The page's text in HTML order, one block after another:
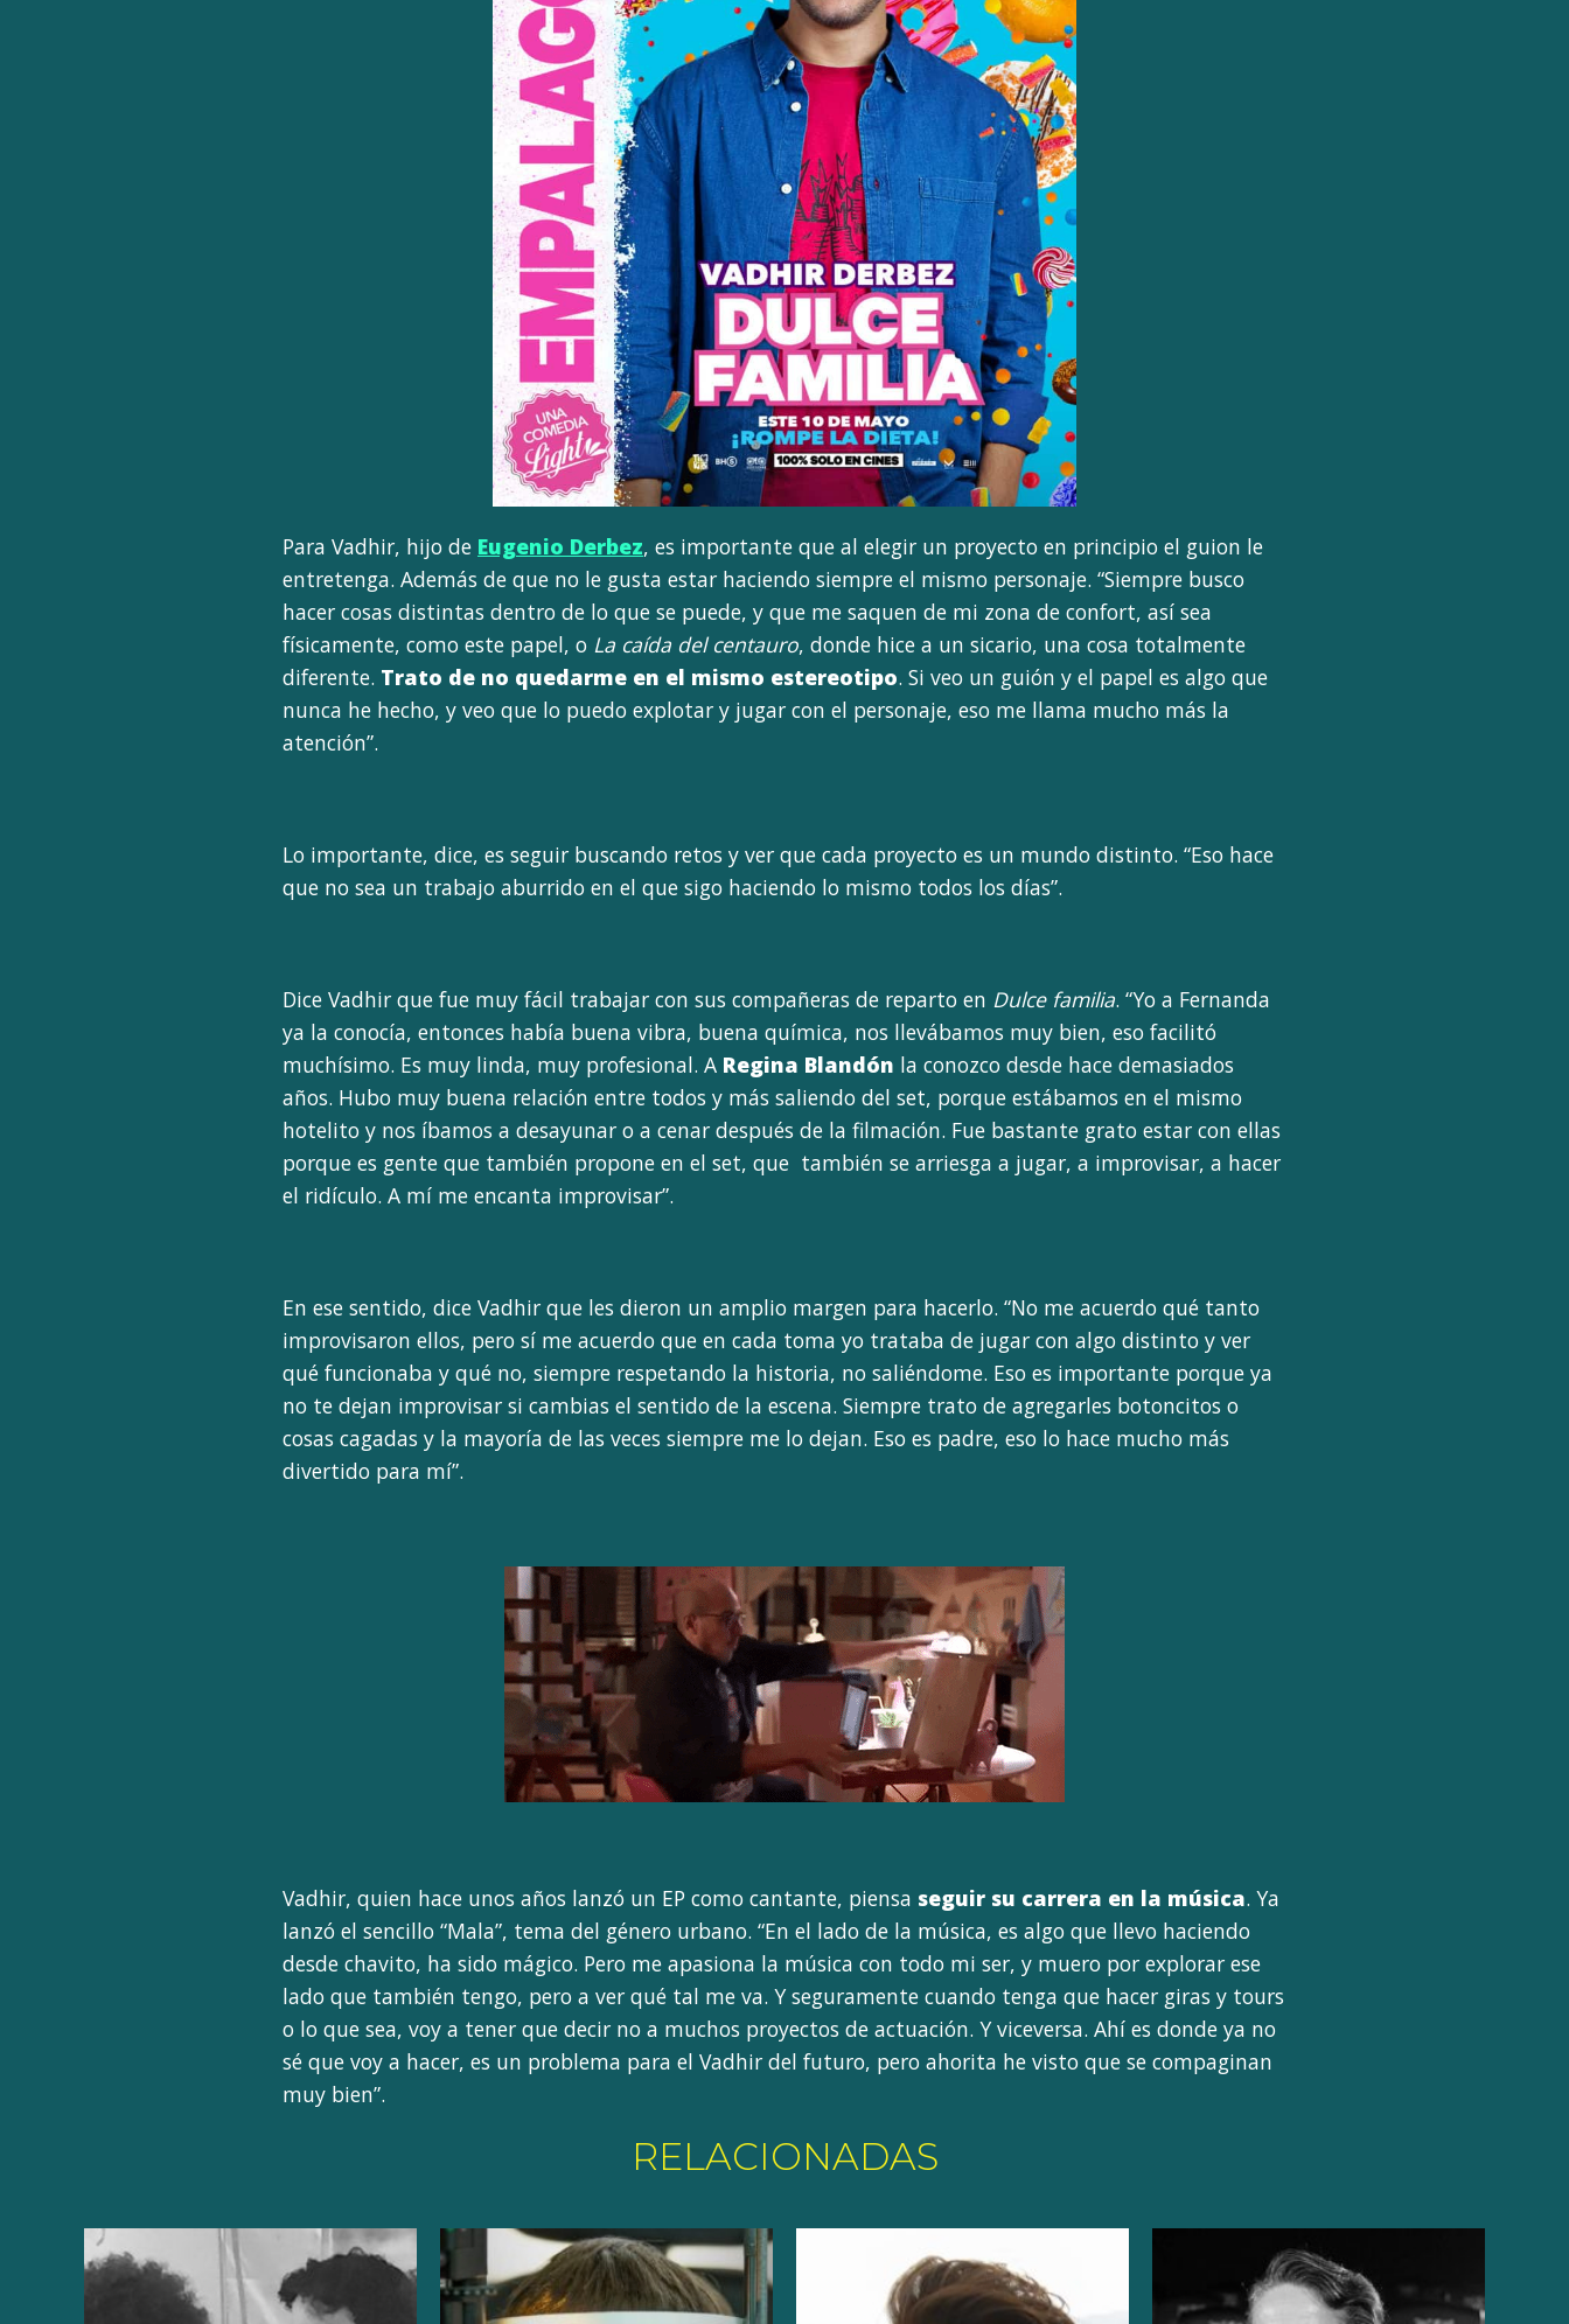
Para Vadhir, hijo de Eugenio Derbez, es importante que al elegir un proyecto en principio el guion le
entretenga. Además de que no le gusta estar haciendo siempre el mismo personaje. “Siempre busco
hacer cosas distintas dentro de lo que se puede, y que me saquen de mi zona de confort, así sea
físicamente, como este papel, o La caída del centauro, donde hice a un sicario, una cosa totalmente
diferente. Trato de no quedarme en el mismo estereotipo. Si veo un guión y el papel es algo que
nunca he hecho, y veo que lo puedo explotar y jugar con el personaje, eso me llama mucho más la
atención”.
Lo importante, dice, es seguir buscando retos y ver que cada proyecto es un mundo distinto. “Eso hace
que no sea un trabajo aburrido en el que sigo haciendo lo mismo todos los días”.
Dice Vadhir que fue muy fácil trabajar con sus compañeras de reparto en Dulce familia. “Yo a Fernanda
ya la conocía, entonces había buena vibra, buena química, nos llevábamos muy bien, eso facilitó
muchísimo. Es muy linda, muy profesional. A Regina Blandón la conozco desde hace demasiados
años. Hubo muy buena relación entre todos y más saliendo del set, porque estábamos en el mismo
hotelito y nos íbamos a desayunar o a cenar después de la filmación. Fue bastante grato estar con ellas
porque es gente que también propone en el set, que también se arriesga a jugar, a improvisar, a hacer
el ridículo. A mí me encanta improvisar”.
En ese sentido, dice Vadhir que les dieron un amplio margen para hacerlo. “No me acuerdo qué tanto
improvisaron ellos, pero sí me acuerdo que en cada toma yo trataba de jugar con algo distinto y ver
qué funcionaba y qué no, siempre respetando la historia, no saliéndome. Eso es importante porque ya
no te dejan improvisar si cambias el sentido de la escena. Siempre trato de agregarles botoncitos o
cosas cagadas y la mayoría de las veces siempre me lo dejan. Eso es padre, eso lo hace mucho más
divertido para mí”.
Vadhir, quien hace unos años lanzó un EP como cantante, piensa seguir su carrera en la música. Ya
lanzó el sencillo “Mala”, tema del género urbano. “En el lado de la música, es algo que llevo haciendo
desde chavito, ha sido mágico. Pero me apasiona la música con todo mi ser, y muero por explorar ese
lado que también tengo, pero a ver qué tal me va. Y seguramente cuando tenga que hacer giras y tours
o lo que sea, voy a tener que decir no a muchos proyectos de actuación. Y viceversa. Ahí es donde ya no
sé que voy a hacer, es un problema para el Vadhir del futuro, pero ahorita he visto que se compaginan
muy bien”.
RELACIONADAS